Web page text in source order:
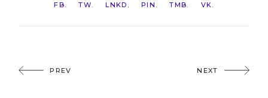
FB TW LNKD PIN TMB VK
PREV NEXT